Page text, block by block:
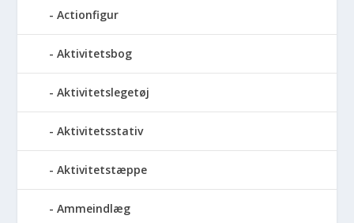
Actionfigur
Aktivitetsbog
Aktivitetslegetøj
Aktivitetsstativ
Aktivitetstæppe
Ammeindlæg